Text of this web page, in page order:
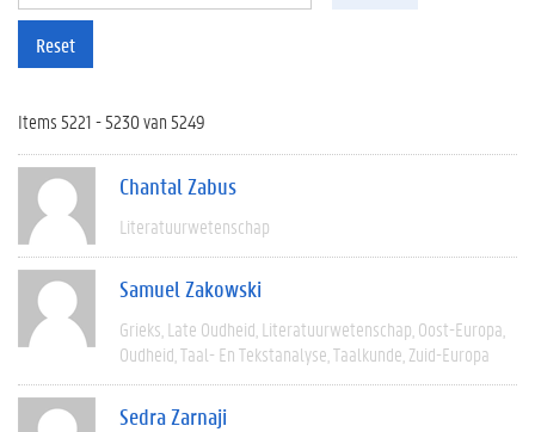
Reset
Items 5221 - 5230 van 5249
Chantal Zabus
Literatuurwetenschap
Samuel Zakowski
Grieks Late Oudheid Literatuurwetenschap Oost-Europa
Oudheid Taal- En Tekstanalyse Taalkunde Zuid-Europa
Sedra Zarnaji